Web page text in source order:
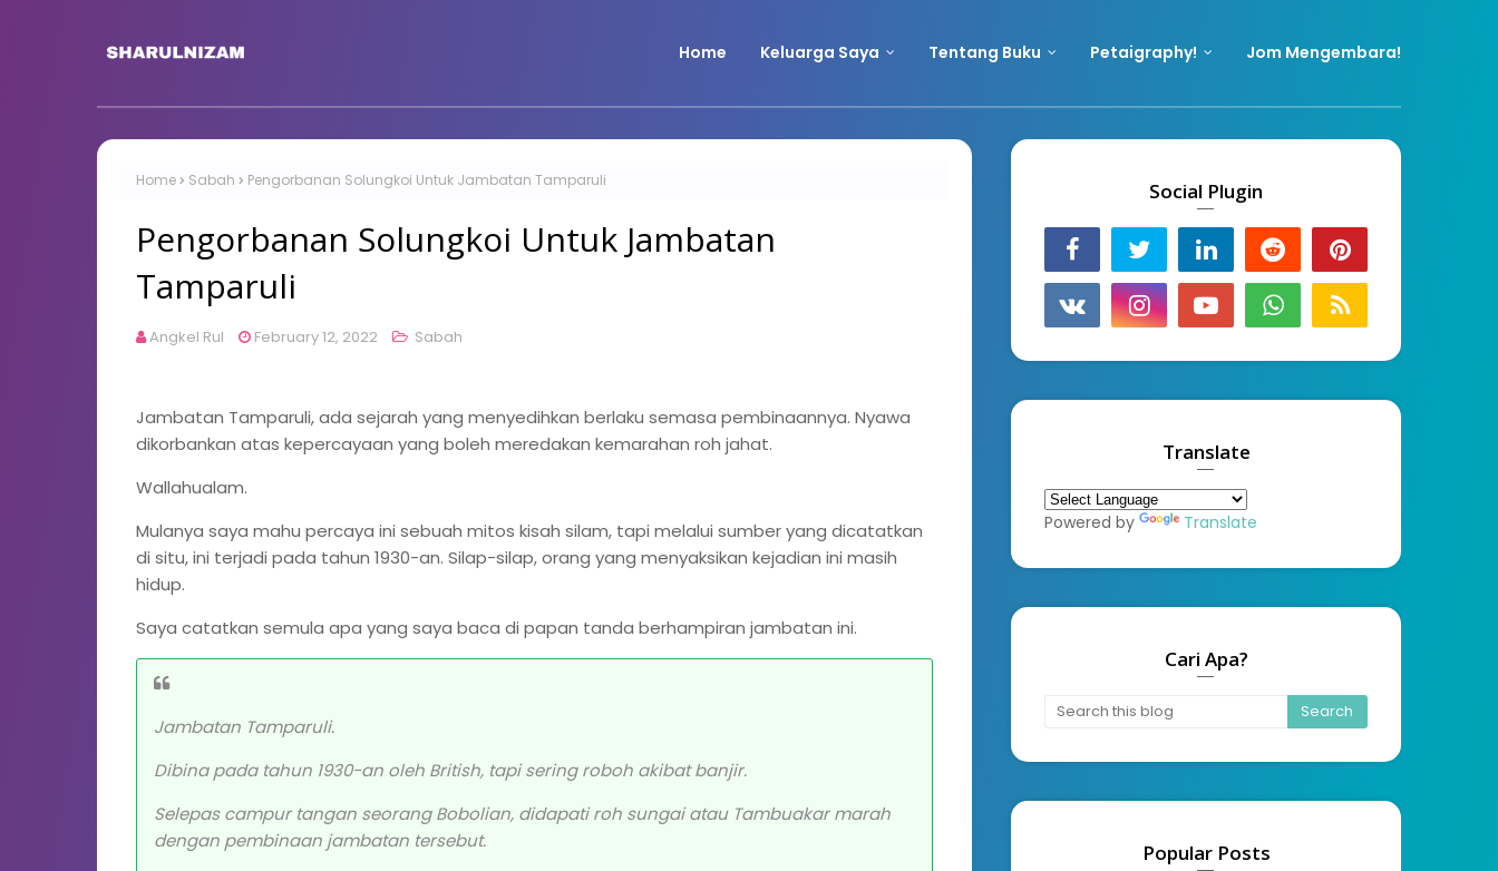
Home Keluarga Saya Tentang Buku Petaigraphy! Jom Mengembara!
Home Sabah Pengorbanan Solungkoi Untuk Jambatan Tamparuli
Pengorbanan Solungkoi Untuk Jambatan
Tamparuli
Angkel Rul February 12, 2022 Sabah
Jambatan Tamparuli, ada sejarah yang menyedihkan berlaku semasa pembinaannya. Nyawa
dikorbankan atas kepercayaan yang boleh meredakan kemarahan roh jahat.
Wallahualam.
Mulanya saya mahu percaya ini sebuah mitos kisah silam, tapi melalui sumber yang dicatatkan
di situ, ini terjadi pada tahun 1930-an. Silap-silap, orang yang menyaksikan kejadian ini masih
hidup.
Saya catatkan semula apa yang saya baca di papan tanda berhampiran jambatan ini.
Jambatan Tamparuli.
Dibina pada tahun 1930-an oleh British, tapi sering roboh akibat banjir.
Selepas campur tangan seorang Bobolian, didapati roh sungai atau Tambuakar marah
dengan pembinaan jambatan tersebut.
Social Plugin
Translate
Powered by Translate
Cari Apa?
Popular Posts